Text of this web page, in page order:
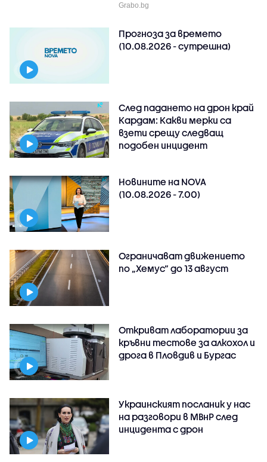
Grabo.bg
Прогноза за времето
(10.08.2026 - сутрешна)
След падането на дрон край
Кардам: Какви мерки са
взети срещу следващ
подобен инцидент
Новините на NOVA
(10.08.2026 - 7.00)
Ограничават движението
по „Хемус“ до 13 август
Откриват лаборатории за
кръвни тестове за алкохол и
дрога в Пловдив и Бургас
Украинският посланик у нас
на разговори в МВнР след
инцидента с дрон